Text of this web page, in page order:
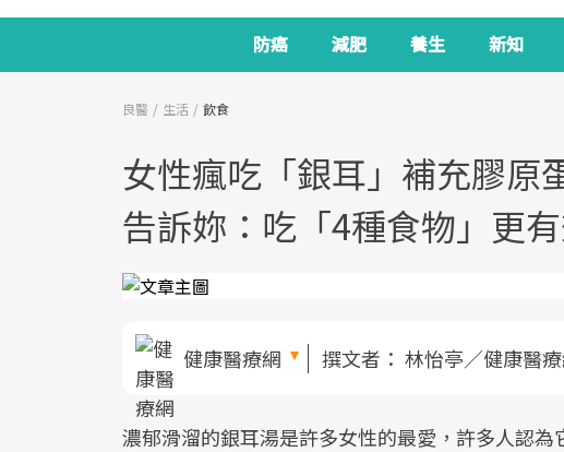
防癌 減肥 養生 新知
良醫 生活 飲食
女性瘋吃「銀耳」補充膠原
告訴妳：吃「4種食物」更
健康醫療網 撰文者： 林怡亭／健康醫
濃郁滑溜的銀耳湯是許多女性的最愛，許多人認